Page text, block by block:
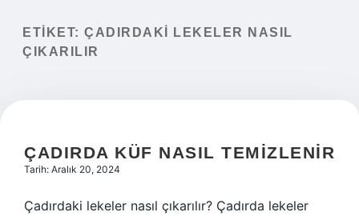
Yasal Uyarı
ETIKET: ÇADIRDAKI LEKELER NASIL
ÇIKARILIR
ÇADIRDA KÜF NASIL TEMIZLENIR
Tarih: Aralık 20, 2024
Çadırdaki lekeler nasıl çıkarılır? Çadırda lekeler